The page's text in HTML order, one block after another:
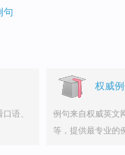
句
语、
权威
例句来自权威英文
等，提供最专业的